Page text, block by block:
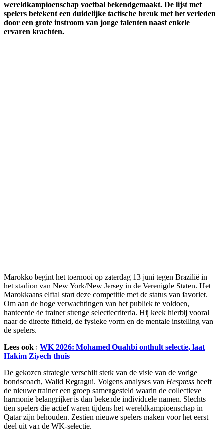
wereldkampioenschap voetbal bekendgemaakt. De lijst met
spelers betekent een duidelijke tactische breuk met het verleden
door een grote instroom van jonge talenten naast enkele
ervaren krachten.
Marokko begint het toernooi op zaterdag 13 juni tegen Brazilië in
het stadion van New York/New Jersey in de Verenigde Staten. Het
Marokkaans elftal start deze competitie met de status van favoriet.
Om aan de hoge verwachtingen van het publiek te voldoen,
hanteerde de trainer strenge selectiecriteria. Hij keek hierbij vooral
naar de directe fitheid, de fysieke vorm en de mentale instelling van
de spelers.
Lees ook : WK 2026: Mohamed Ouahbi onthult selectie, laat
Hakim Ziyech thuis
De gekozen strategie verschilt sterk van de visie van de vorige
bondscoach, Walid Regragui. Volgens analyses van Hespress heeft
de nieuwe trainer een groep samengesteld waarin de collectieve
harmonie belangrijker is dan bekende individuele namen. Slechts
tien spelers die actief waren tijdens het wereldkampioenschap in
Qatar zijn behouden. Zestien nieuwe spelers maken voor het eerst
deel uit van de WK-selectie.